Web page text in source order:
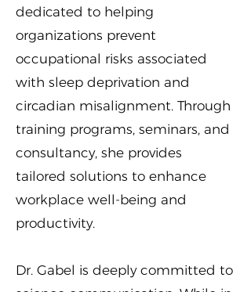
dedicated to helping
organizations prevent
occupational risks associated
with sleep deprivation and
circadian misalignment. Through
training programs, seminars, and
consultancy, she provides
tailored solutions to enhance
workplace well-being and
productivity.
Dr. Gabel is deeply committed to